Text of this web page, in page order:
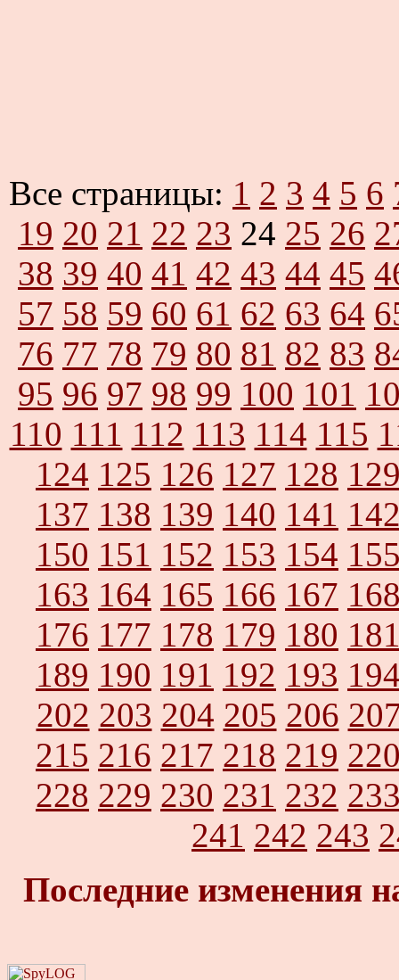
Все страницы: 1 2 3 4 5 6
19 20 21 22 23 24 25 26
38 39 40 41 42 43 44 45
57 58 59 60 61 62 63 64
76 77 78 79 80 81 82 83
95 96 97 98 99 100 101
110 111 112 113 114 115
124 125 126 127 128
137 138 139 140 141
150 151 152 153 154
163 164 165 166 167
176 177 178 179 180
189 190 191 192 193
202 203 204 205 206
215 216 217 218 219
228 229 230 231 232
241 242 243
Последние изменения